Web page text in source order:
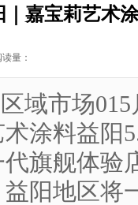
嘉宝莉艺术
读量：
域市场
涂料益阳
旗舰体验
阳地区将